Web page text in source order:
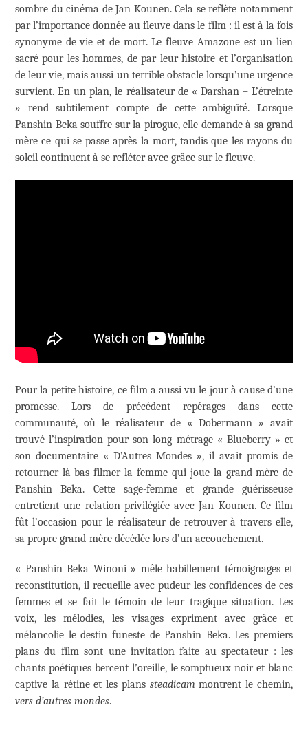
sombre du cinéma de Jan Kounen. Cela se reflète notamment
par l’importance donnée au fleuve dans le film : il est à la fois
synonyme de vie et de mort. Le fleuve Amazone est un lien
sacré pour les hommes, de par leur histoire et l’organisation
de leur vie, mais aussi un terrible obstacle lorsqu’une urgence
survient. En un plan, le réalisateur de « Darshan – L’étreinte
» rend subtilement compte de cette ambiguïté. Lorsque
Panshin Beka souffre sur la pirogue, elle demande à sa grand
mère ce qui se passe après la mort, tandis que les rayons du
soleil continuent à se refléter avec grâce sur le fleuve.
Pour la petite histoire, ce film a aussi vu le jour à cause d’une
promesse. Lors de précédent repérages dans cette
communauté, où le réalisateur de « Dobermann » avait
trouvé l’inspiration pour son long métrage « Blueberry » et
son documentaire « D’Autres Mondes », il avait promis de
retourner là-bas filmer la femme qui joue la grand-mère de
Panshin Beka. Cette sage-femme et grande guérisseuse
entretient une relation privilégiée avec Jan Kounen. Ce film
fût l’occasion pour le réalisateur de retrouver à travers elle,
sa propre grand-mère décédée lors d’un accouchement.
« Panshin Beka Winoni » mêle habillement témoignages et
reconstitution, il recueille avec pudeur les confidences de ces
femmes et se fait le témoin de leur tragique situation. Les
voix, les mélodies, les visages expriment avec grâce et
mélancolie le destin funeste de Panshin Beka. Les premiers
plans du film sont une invitation faite au spectateur : les
chants poétiques bercent l’oreille, le somptueux noir et blanc
captive la rétine et les plans steadicam montrent le chemin,
vers d’autres mondes.